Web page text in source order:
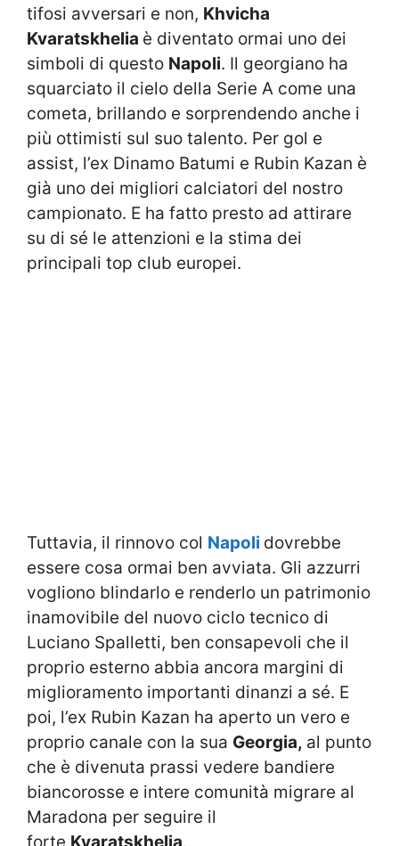
tifosi avversari e non, Khvicha
Kvaratskhelia è diventato ormai uno dei
simboli di questo Napoli. Il georgiano ha
squarciato il cielo della Serie A come una
cometa, brillando e sorprendendo anche i
più ottimisti sul suo talento. Per gol e
assist, l’ex Dinamo Batumi e Rubin Kazan è
già uno dei migliori calciatori del nostro
campionato. E ha fatto presto ad attirare
su di sé le attenzioni e la stima dei
principali top club europei.
Tuttavia, il rinnovo col Napoli dovrebbe
essere cosa ormai ben avviata. Gli azzurri
vogliono blindarlo e renderlo un patrimonio
inamovibile del nuovo ciclo tecnico di
Luciano Spalletti, ben consapevoli che il
proprio esterno abbia ancora margini di
miglioramento importanti dinanzi a sé. E
poi, l’ex Rubin Kazan ha aperto un vero e
proprio canale con la sua Georgia, al punto
che è divenuta prassi vedere bandiere
biancorosse e intere comunità migrare al
Maradona per seguire il